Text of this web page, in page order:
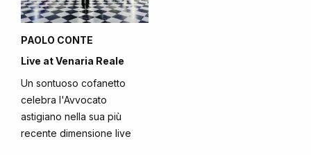
PAOLO CONTE
Live at Venaria Reale
Un sontuoso cofanetto
celebra l'Avvocato
astigiano nella sua più
recente dimensione live